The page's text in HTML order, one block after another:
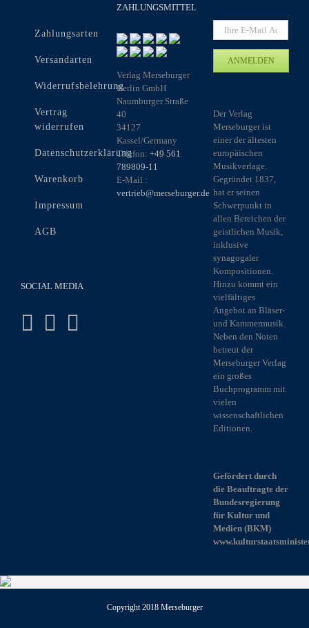
Zahlungsarten
Versandarten
Widerrufsbelehrung
Vertrag
widerrufen
Datenschutzerklärung
Warenkorb
Impressum
AGB
SOCIAL MEDIA
ZAHLUNGSMITTEL
Verlag Merseburger
Berlin GmbH
Naumburger Straße
40
34127
Kassel/Germany
Telefon:+49 561
789809-11
E-Mail :
vertrieb@merseburger.de
Der Verlag
Merseburger ist
einer der ältesten
europäischen
Musikverlage.
Gegründet 1837,
hat er seinen
Schwerpunkt in
allen Bereichen der
geistlichen Musik,
inklusive
synagogaler
Kompositionen.
Hinzu kommt ein
vielfältiges
Angebot an Bläser-
und Kammermusik.
Neben den Noten
betreut der
Merseburger Verlag
ein großes
Buchprogramm mit
vielen
wissenschaftlichen
Editionen.
Gefördert durch
die Beauftragte der
Bundesregierung
für Kultur und
Medien (BKM)
Copyright 2018 Merseburger